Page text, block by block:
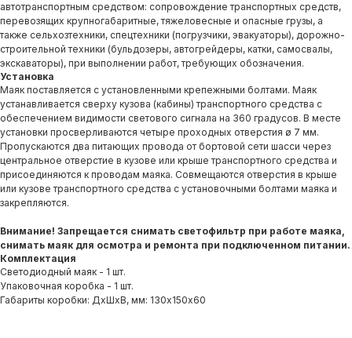
автотранспортным средством: сопровождение транспортных средств,
перевозящих крупногабаритные, тяжеловесные и опасные грузы, а
также сельхозтехники, спецтехники (погрузчики, эвакуаторы), дорожно-
строительной техники (бульдозеры, автогрейдеры, катки, самосвалы,
экскаваторы), при выполнении работ, требующих обозначения.
Установка
Маяк поставляется с установленными крепежными болтами. Маяк
устанавливается сверху кузова (кабины) транспортного средства с
обеспечением видимости светового сигнала на 360 градусов. В месте
установки просверливаются четыре проходных отверстия ø 7 мм.
Пропускаются два питающих провода от бортовой сети шасси через
центральное отверстие в кузове или крыше транспортного средства и
присоединяются к проводам маяка. Совмещаются отверстия в крыше
или кузове транспортного средства с установочными болтами маяка и
закрепляются.
Внимание! Запрещается снимать светофильтр при работе маяка,
снимать маяк для осмотра и ремонта при подключенном питании.
Комплектация
Светодиодный маяк - 1 шт.
Упаковочная коробка - 1 шт.
Габариты коробки: ДхШхВ, мм: 130х150х60